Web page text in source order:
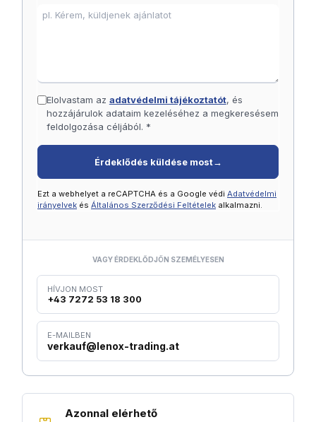
Elolvastam az adatvédelmi tájékoztatót, és
hozzájárulok adataim kezeléséhez a megkeresésem
feldolgozása céljából. *
Érdeklődés küldése most→
Ezt a webhelyet a reCAPTCHA és a Google védi Adatvédelmi
irányelvek és Általános Szerződési Feltételek alkalmazni.
VAGY ÉRDEKLŐDJÖN SZEMÉLYESEN
HÍVJON MOST
+43 7272 53 18 300
E-MAILBEN
verkauf@lenox-trading.at
Azonnal elérhető